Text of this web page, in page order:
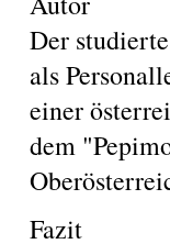
Der
als
einer
dem
Fazit